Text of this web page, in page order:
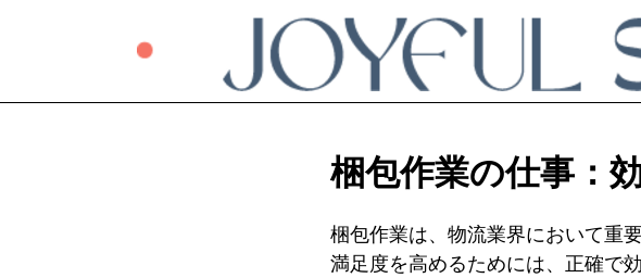
梱包作業の仕事：
梱包作業は、物流業界において重
満足度を高めるためには、正確で